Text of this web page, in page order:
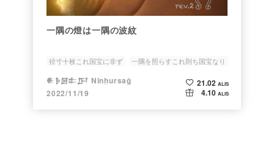
一隅の燈は一隅の波紋
径寸十枚これ国宝に非ず 一隅を照らすこれ則ち国宝なり
𒀭𒊩𒌆𒉺𒂅 Ninḫursaĝ
2022/11/19
21.02 ALIS
4.10 ALIS